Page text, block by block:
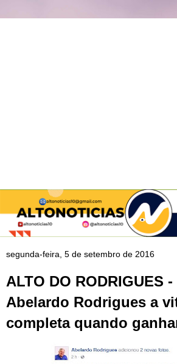
segunda-feira, 5 de setembro de 2016
ALTO DO RODRIGUES -
Abelardo Rodrigues a
completa quando